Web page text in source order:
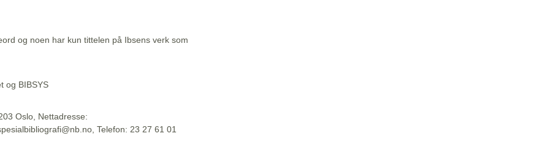
og noen har kun tittelen på Ibsens verk som
og BIBSYS
Oslo, Nettadresse:
Telefon: 23 27 61 01